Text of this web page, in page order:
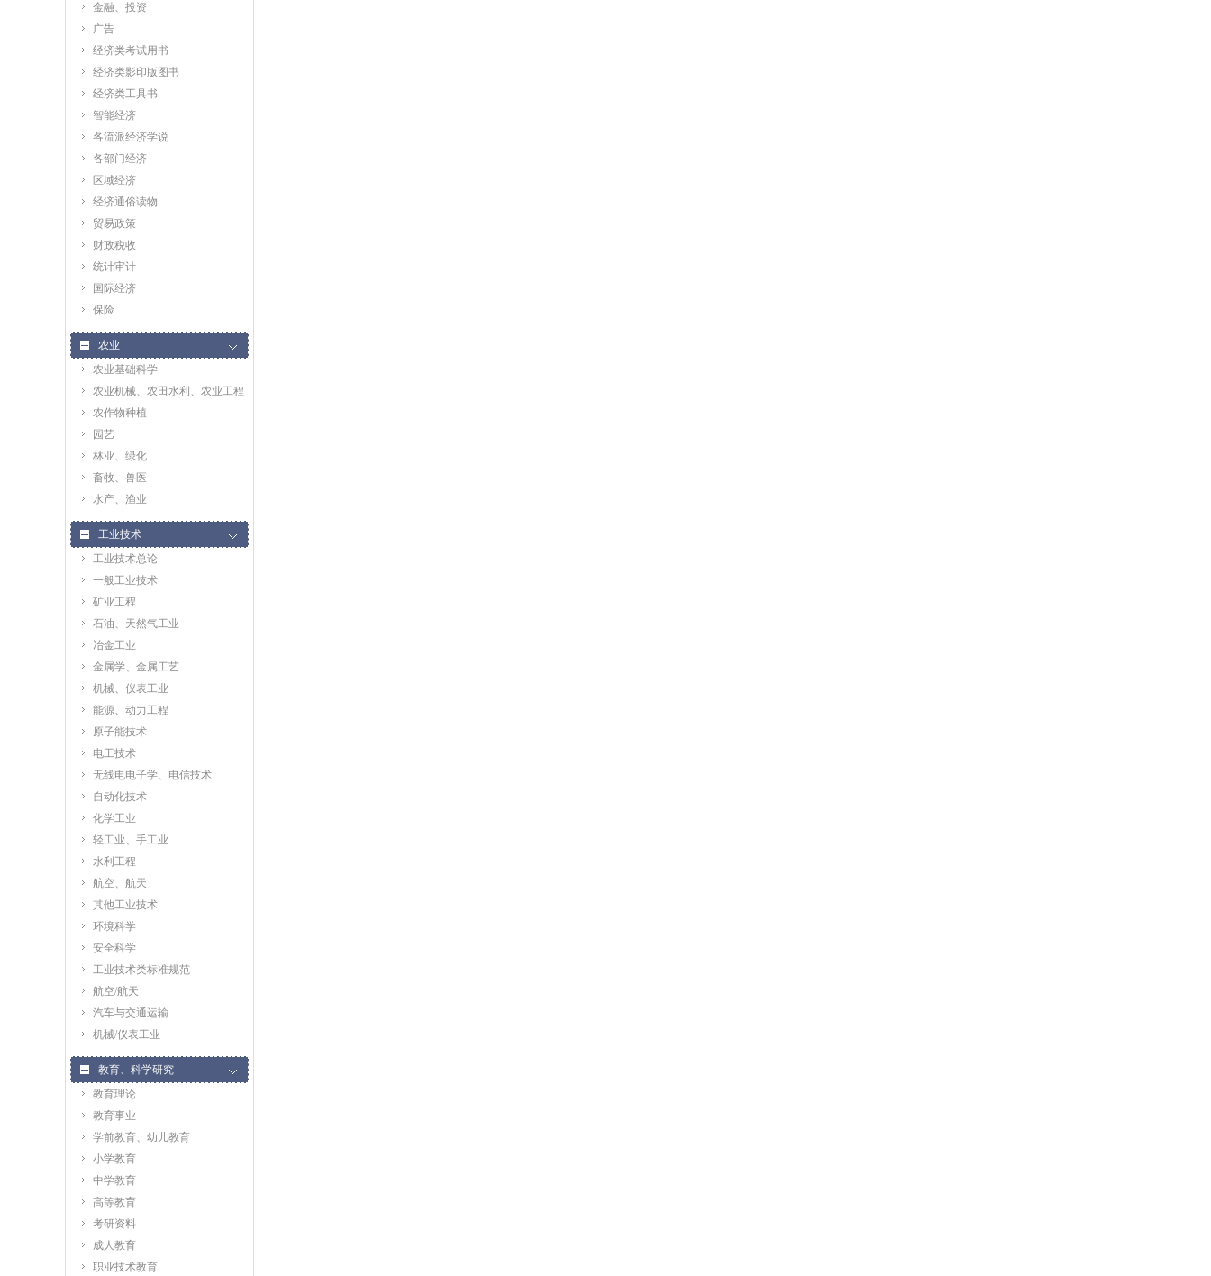
金融、投资
广告
经济类考试用书
经济类影印版图书
经济类工具书
智能经济
各流派经济学说
各部门经济
区域经济
经济通俗读物
贸易政策
财政税收
统计审计
国际经济
保险
农业
农业基础科学
农业机械、农田水利、农业工程
农作物种植
园艺
林业、绿化
畜牧、兽医
水产、渔业
工业技术
工业技术总论
一般工业技术
矿业工程
石油、天然气工业
冶金工业
金属学、金属工艺
机械、仪表工业
能源、动力工程
原子能技术
电工技术
无线电电子学、电信技术
自动化技术
化学工业
轻工业、手工业
水利工程
航空、航天
其他工业技术
环境科学
安全科学
工业技术类标准规范
航空/航天
汽车与交通运输
机械/仪表工业
教育、科学研究
教育理论
教育事业
学前教育、幼儿教育
小学教育
中学教育
高等教育
考研资料
成人教育
职业技术教育